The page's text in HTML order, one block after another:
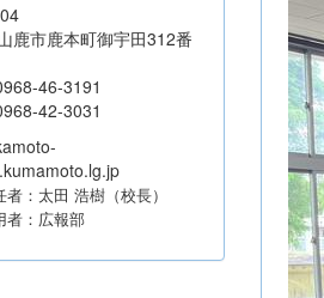
鹿市鹿本町御宇田312番
46-3191
42-3031
：太田 浩樹（校長）
者：広報部